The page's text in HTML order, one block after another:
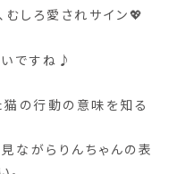
むしろ愛されサイン💖
ですね♪
猫の行動の意味を知る
ながらりんちゃんの表